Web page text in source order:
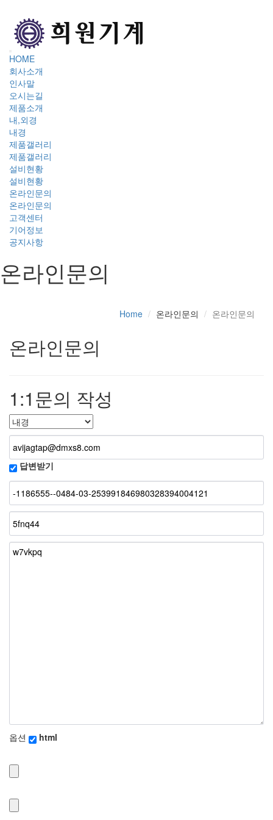
HOME
회사소개
인사말
오시는길
제품소개
내,외경
내경
제품갤러리
제품갤러리
설비현황
설비현황
온라인문의
온라인문의
고객센터
기어정보
공지사항
온라인문의
Home 온라인문의 온라인문의
온라인문의
1:1문의 작성
답변받기
옵션 html